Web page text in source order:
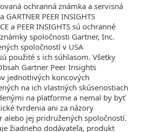
ochranná známka a servisná
PEER INSIGHTS
a PEER INSIGHTS sú ochranné
spoločnosti Gartner, Inc.
spoločností v USA
použité s ich súhlasom. Všetky
Gartner Peer Insights
jednotlivých koncových
na ich vlastných skúsenostiach
na platforme a nemal by byť
tvrdenia ani za názory
alebo jej pridružených spoločností.
žiadneho dodávateľa, produkt